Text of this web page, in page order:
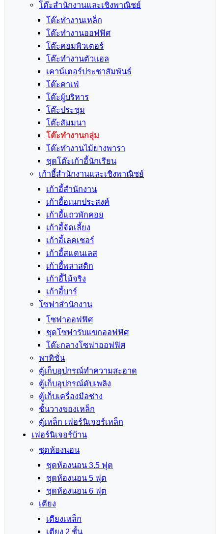
โต๊ะสำนักงานและเชิงพาณิชย์
โต๊ะทำงานเหล็ก
โต๊ะทำงานออฟฟิศ
โต๊ะคอมพิวเตอร์
โต๊ะทำงานตัวแอล
เคาน์เตอร์ประชาสัมพันธ์
โต๊ะคาเฟ่
โต๊ะผู้บริหาร
โต๊ะประชุม
โต๊ะสัมมนา
โต๊ะทำงานกลุ่ม
โต๊ะทำงานไม้ยางพารา
ชุดโต๊ะเก้าอี้นักเรียน
เก้าอี้สำนักงานและเชิงพาณิชย์
เก้าอี้สำนักงาน
เก้าอี้อเนกประสงค์
เก้าอี้แถวพักคอย
เก้าอี้จัดเลี้ยง
เก้าอี้เลคเชอร์
เก้าอี้สแตนเลส
เก้าอี้พลาสติก
เก้าอี้ไม้จริง
เก้าอี้บาร์
โซฟาสำนักงาน
โซฟาออฟฟิศ
ชุดโซฟารับแขกออฟฟิศ
โต๊ะกลางโซฟาออฟฟิศ
พาทิชั่น
ตู้เก็บอุปกรณ์ทำความสะอาด
ตู้เก็บอุปกรณ์ดับเพลิง
ตู้เก็บเครื่องมือช่าง
ชั้นวางของเหล็ก
ตู้เหล็ก เฟอร์นิเจอร์เหล็ก
เฟอร์นิเจอร์บ้าน
ชุดห้องนอน
ชุดห้องนอน 3.5 ฟุต
ชุดห้องนอน 5 ฟุต
ชุดห้องนอน 6 ฟุต
เตียง
เตียงเหล็ก
เตียง 2 ชั้น